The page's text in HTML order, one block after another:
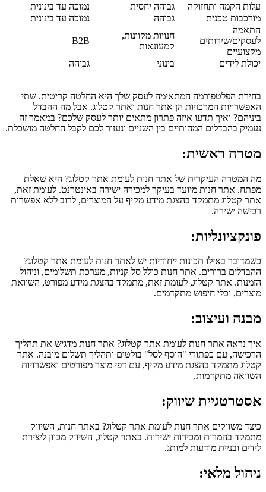
עלות הקמה ותחזוקה
גבוהה יחסית
נמוכה עד בינונית
מורכבות טכנית
גבוהה
נמוכה עד בינונית
התאמה
לעסקים/שירותים
מקצועיים
חנויות מקוונות,
קמעונאות
B2B
יכולת לידים בינוני גבוהה
בחירת הפלטפורמה המתאימה לעסק שלך היא החלטה קריטית. שתי
האפשרויות המרכזיות הן אתר חנות ואתר קטלוג. אבל מה ההבדל
ביניהם? ואיך תדעו איזה פתרון מתאים יותר לעסק שלכם? במאמר זה
נעמיק בהבדלים המהותיים בין השניים ונעזור לכם לקבל החלטה מושכלת.
מטרה ראשית:
מה המטרה העיקרית של אתר חנות לעומת אתר קטלוג? היא שאלת
מפתח. אתר חנות מיועד בעיקר למכירה ישירה באינטרנט. לעומת זאת,
אתר קטלוג מתמקד בהצגת מידע מקיף על המוצרים, לרוב ללא אפשרות
רכישה ישירה.
פונקציונליות:
כשמדובר באילו תכונות ייחודיות יש לאתר חנות לעומת אתר קטלוג?
ההבדלים ברורים. אתר חנות כולל סל קניות, מערכת תשלומים, וניהול
הזמנות. אתר קטלוג, לעומת זאת, מתמקד בהצגת מידע מפורט, השוואת
מוצרים, וכלי חיפוש מתקדמים.
מבנה ועיצוב:
איך נראה אתר חנות לעומת אתר קטלוג? אתר חנות מדגיש את תהליך
הרכישה, עם כפתורי "הוסף לסל" בולטים ותהליך תשלום מובנה. אתר
קטלוג מתמקד בהצגת מידע מקיף, עם דפי מוצר מפורטים ואפשרויות
השוואה מתקדמות.
אסטרטגיית שיווק:
כיצד משווקים אתר חנות לעומת אתר קטלוג? באתר חנות, השיווק
מתמקד בהמרות ומכירות ישירות. באתר קטלוג, השיווק מכוון ליצירת
לידים ובניית מודעות למותג.
ניהול מלאי: